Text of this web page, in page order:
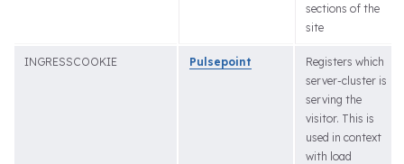
sections of the
site
INGRESSCOOKIE Pulsepoint
Registers which
server-cluster is
serving the
visitor. This is
used in context
with load